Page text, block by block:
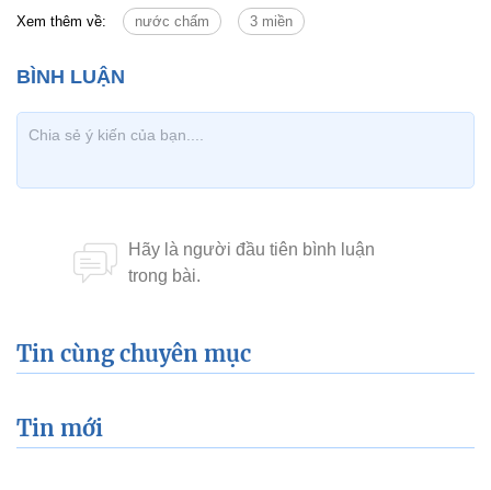
Xem thêm về: nước chấm 3 miền
Tin cùng chuyên mục
Tin mới